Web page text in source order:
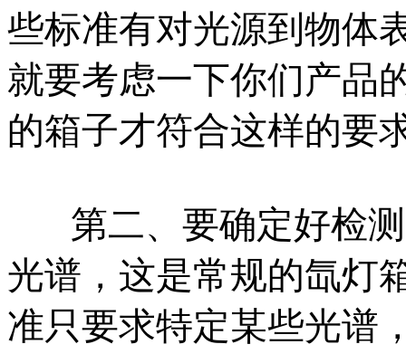
些标准有对光源到物体
就要考虑一下你们产品
的箱子才符合这样的要
第二、要确定好检测
光谱，这是常规的氙灯
准只要求特定某些光谱